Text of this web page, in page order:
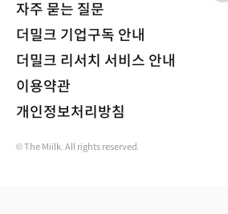
자주 묻는 질문
더밀크 기업구독 안내
더밀크 리서치 서비스 안내
이용약관
개인정보처리방침
© The Miilk. All rights reserved.